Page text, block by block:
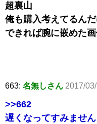
超裏山
俺も購入考えてるん
できれば腕に嵌めた
663: 名無しさん 2017/
>>662
遅くなってすみません